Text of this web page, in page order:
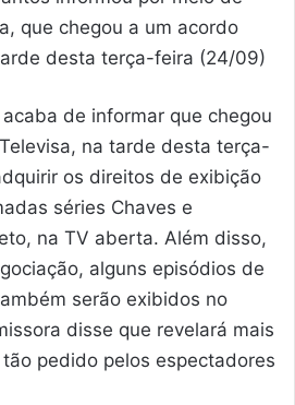
que chegou a um acordo
desta terça-feira (24/09)
acaba de informar que chegou
na tarde desta terça-
os direitos de exibição
séries Chaves e
na TV aberta. Além disso,
alguns episódios de
serão exibidos no
disse que revelará mais
pedido pelos espectadores